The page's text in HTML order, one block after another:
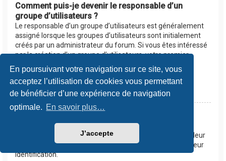
En poursuivant votre navigation sur ce site, vous
acceptez l’utilisation de cookies vous permettant
de bénéficier d’une expérience de navigation
optimale. En savoir plus…
J’accepte
Comment puis-je devenir le responsable d’un
groupe d’utilisateurs ?
Le responsable d’un groupe d’utilisateurs est généralement
assigné lorsque les groupes d’utilisateurs sont initialement
créés par un administrateur du forum. Si vous êtes intéressé
par la création d’un groupe d’utilisateurs, votre premier
contact devrait être un administrateur. Essayez de le
contacter en lui envoyant un message privé.
Haut
apparaissent dans une couleur différente ?
Les administrateurs du forum peuvent assigner une couleur
aux membres d’un groupe d’utilisateurs afin de faciliter leur
identification.